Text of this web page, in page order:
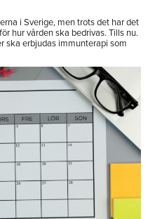
i Sverige, men trots det har det
hur vården ska bedrivas. Tills nu.
ska erbjudas immunterapi som